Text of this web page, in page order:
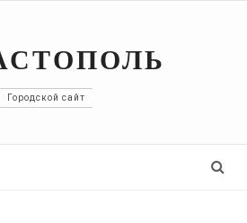
Городской сайт